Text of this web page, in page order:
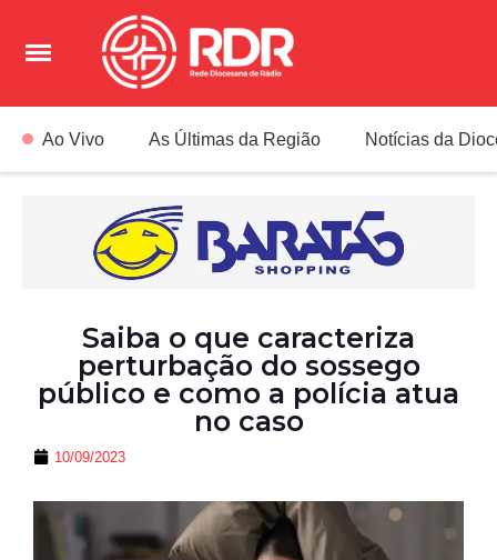
Ao Vivo As Últimas da Região Notícias da
Saiba o que caracteriza
perturbação do sossego
público e como a polícia atua
no caso
10/09/2023